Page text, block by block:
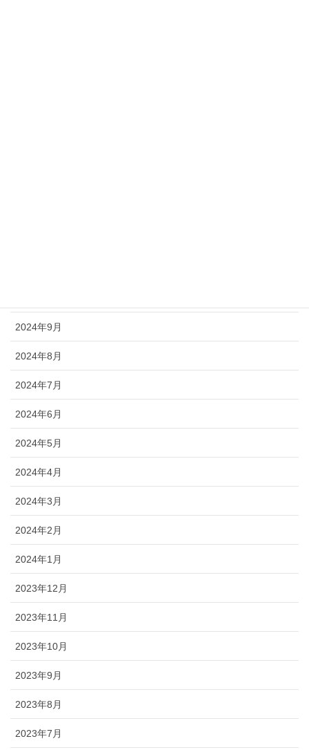
2024年9月
2024年8月
2024年7月
2024年6月
2024年5月
2024年4月
2024年3月
2024年2月
2024年1月
2023年12月
2023年11月
2023年10月
2023年9月
2023年8月
2023年7月